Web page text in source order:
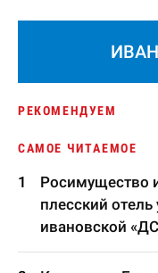
РЕКОМЕНДУЕМ
САМОЕ ЧИТАЕМОЕ
Росимущество
плесский
ивановской